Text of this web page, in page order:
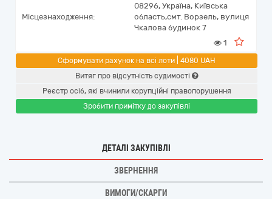
Місцезнаходження:
08296, Україна, Київська
область,смт. Ворзель, вулиця
Чкалова будинок 7
1
Сформувати рахунок на всі лоти | 4080 UAH
Витяг про відсутність судимості
Реєстр осіб, які вчинили корупційні правопорушення
Зробити примітку до закупівлі
ДЕТАЛІ ЗАКУПІВЛІ
ЗВЕРНЕННЯ
ВИМОГИ/СКАРГИ